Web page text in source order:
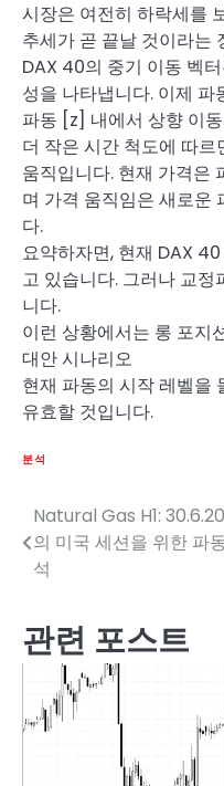
시장은 여전히 하락세를
추세가 곧 끝날 것이라는
DAX 40의 중기 이동 벡
성을 나타냅니다. 이제
파동 [z] 내에서 상향 이
더 작은 시간 척도에 따
움직입니다. 현재 가격은
며 가격 움직임은 새로운
다.
요약하자면, 현재 DAX
고 있습니다. 그러나 교
니다.
이런 상황에서는 롱 포지
대안 시나리오
현재 파동의 시작 레벨을
유효할 것입니다.
분석
글
탐
Natural Gas H1:
의 미국 세션을 위한 파
석
관련 포스트